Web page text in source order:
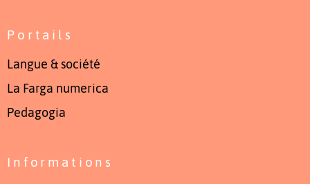
Portails
Langue & société
La Farga numerica
Pedagogia
Informations